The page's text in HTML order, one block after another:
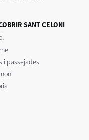
SANT CELONI
i passejades